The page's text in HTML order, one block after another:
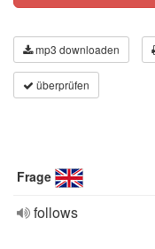
mp3 downloaden
überprüfen
Frage
follows